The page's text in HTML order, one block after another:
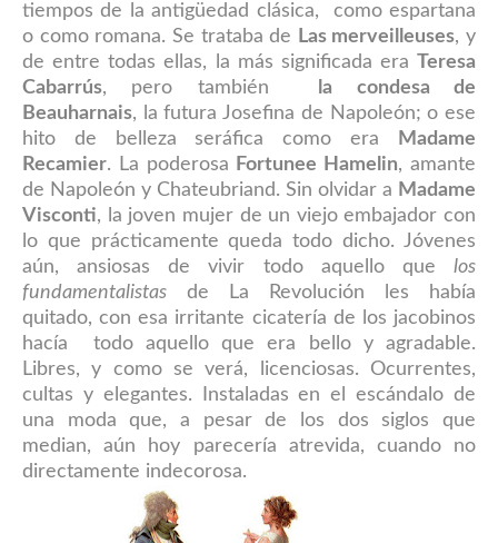
tiempos de la antigüedad clásica, como espartana
o como romana. Se trataba de
Las merveilleuses, y
de entre todas ellas, la más significada era Teresa
Cabarrús, pero también
la condesa de
Beauharnais, la futura Josefina de Napoleón; o ese
hito de belleza seráfica como era
Madame
Recamier. La poderosa Fortunee Hamelin, amante
de Napoleón y Chateubriand. Sin olvidar a Madame
Visconti, la joven mujer de un viejo embajador con
lo que prácticamente queda todo dicho. Jóvenes
aún, ansiosas de vivir todo aquello que los
fundamentalistas de La Revolución les había
quitado, con esa irritante cicatería de los jacobinos
hacía todo aquello que era bello y agradable.
Libres, y como se verá, licenciosas. Ocurrentes,
cultas y elegantes. Instaladas en el escándalo de
una moda que, a pesar de los dos siglos que
median, aún hoy parecería atrevida, cuando no
directamente indecorosa.